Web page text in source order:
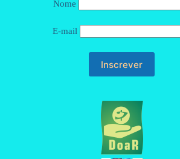
Nome
E-mail